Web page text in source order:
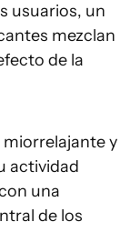
usuarios, un
mezclan
de la
y
actividad
una
de los